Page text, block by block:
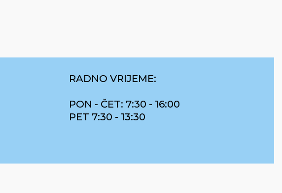
RADNO VRIJEME:
PON - ČET: 7:30 - 16:00
PET 7:30 - 13:30